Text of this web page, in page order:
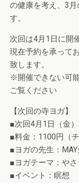
の健康を考え、3
す。
次回は4月1日に開
現在予約を承って
致します。
※開催できない可
ご覧ください
【次回の寺ヨガ】
■次回4月1 日（金
■料金：1100円（
■ヨガの先生：
■ヨガテーマ：や
■イベント：瞑想